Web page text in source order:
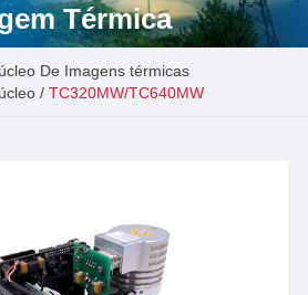
Térmica
De Imagens térmicas
TC320MW/TC640MW